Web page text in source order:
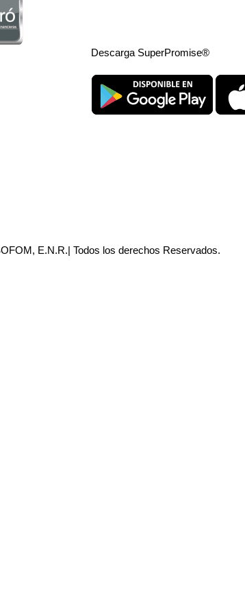
Descarga SuperPromise®
E.N.R.| Todos los derechos Reservados.